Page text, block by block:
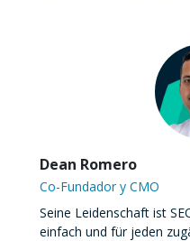
Dean Romero
Co-Fundador y CMO
Seine Leidenschaft ist
einfach und für jeden